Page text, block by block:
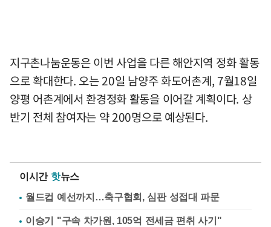
지구촌나눔운동은 이번 사업을 다른 해안지역 정화 활동
으로 확대한다. 오는 20일 남양주 화도어촌계, 7월18일
양평 어촌계에서 환경정화 활동을 이어갈 계획이다. 상
반기 전체 참여자는 약 200명으로 예상된다.
이시간 핫뉴스
월드컵 예선까지…축구협회, 심판 성접대 파문
이승기 "구속 차가원, 105억 전세금 편취 사기"